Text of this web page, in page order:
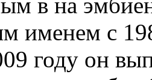
именем с
году он